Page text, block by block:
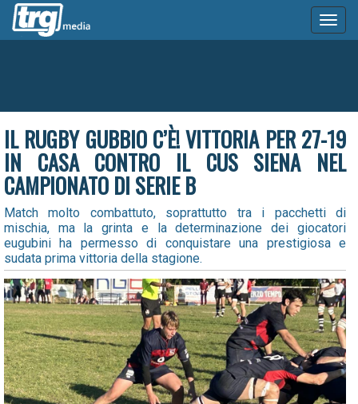
IL RUGBY GUBBIO C’È! VITTORIA PER 27-19
IN CASA CONTRO IL CUS SIENA NEL
CAMPIONATO DI SERIE B
Match molto combattuto, soprattutto tra i pacchetti di
mischia, ma la grinta e la determinazione dei giocatori
eugubini ha permesso di conquistare una prestigiosa e
sudata prima vittoria della stagione.